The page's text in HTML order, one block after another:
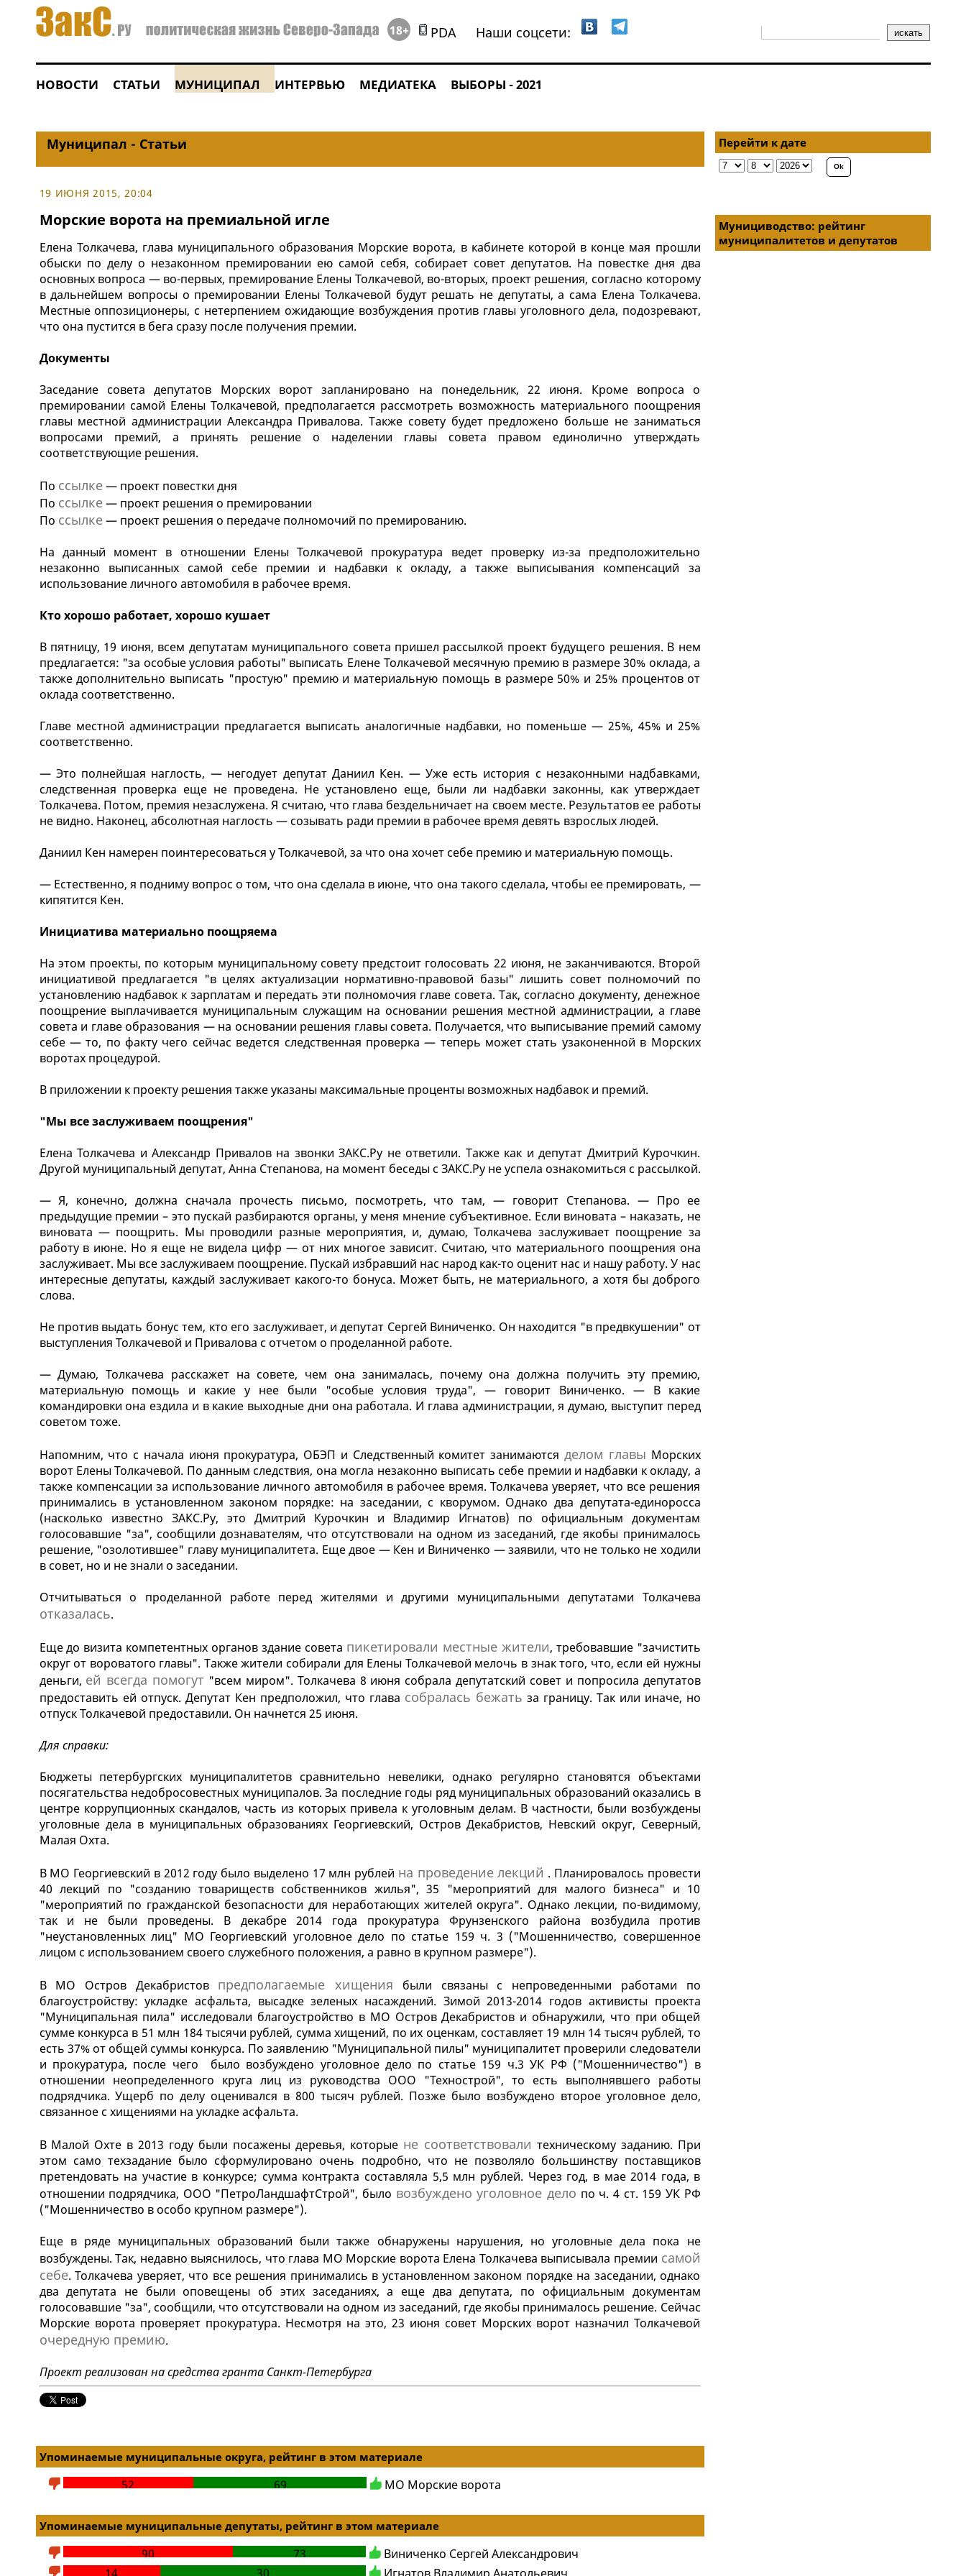
18+ PDA Наши соцсети:
НОВОСТИ СТАТЬИ МУНИЦИПАЛ ИНТЕРВЬЮ МЕДИАТЕКА ВЫБОРЫ - 2021
Муниципал - Статьи
19 ИЮНЯ 2015, 20:04
Морские ворота на премиальной игле
Елена Толкачева, глава муниципального образования Морские ворота, в кабинете которой в конце мая прошли
обыски по делу о незаконном премировании ею самой себя, собирает совет депутатов. На повестке дня два
основных вопроса — во-первых, премирование Елены Толкачевой, во-вторых, проект решения, согласно которому
в дальнейшем вопросы о премировании Елены Толкачевой будут решать не депутаты, а сама Елена Толкачева.
Местные оппозиционеры, с нетерпением ожидающие возбуждения против главы уголовного дела, подозревают,
что она пустится в бега сразу после получения премии.
Документы
Заседание совета депутатов Морских ворот запланировано на понедельник, 22 июня. Кроме вопроса о
премировании самой Елены Толкачевой, предполагается рассмотреть возможность материального поощрения
главы местной администрации Александра Привалова. Также совету будет предложено больше не заниматься
вопросами премий, а принять решение о наделении главы совета правом единолично утверждать
соответствующие решения.
По ссылке— проект повестки дня
По ссылке— проект решения о премировании
По ссылке— проект решения о передаче полномочий по премированию.
На данный момент в отношении Елены Толкачевой прокуратура ведет проверку из-за предположительно
незаконно выписанных самой себе премии и надбавки к окладу, а также выписывания компенсаций за
использование личного автомобиля в рабочее время.
Кто хорошо работает, хорошо кушает
В пятницу, 19 июня, всем депутатам муниципального совета пришел рассылкой проект будущего решения. В нем
предлагается: "за особые условия работы" выписать Елене Толкачевой месячную премию в размере 30% оклада, а
также дополнительно выписать "простую" премию и материальную помощь в размере 50% и 25% процентов от
оклада соответственно.
Главе местной администрации предлагается выписать аналогичные надбавки, но поменьше — 25%, 45% и 25%
соответственно.
— Это полнейшая наглость, — негодует депутат Даниил Кен. — Уже есть история с незаконными надбавками,
следственная проверка еще не проведена. Не установлено еще, были ли надбавки законны, как утверждает
Толкачева. Потом, премия незаслужена. Я считаю, что глава бездельничает на своем месте. Результатов ее работы
не видно. Наконец, абсолютная наглость — созывать ради премии в рабочее время девять взрослых людей.
Даниил Кен намерен поинтересоваться у Толкачевой, за что она хочет себе премию и материальную помощь.
— Естественно, я подниму вопрос о том, что она сделала в июне, что она такого сделала, чтобы ее премировать, —
кипятится Кен.
Инициатива материально поощряема
На этом проекты, по которым муниципальному совету предстоит голосовать 22 июня, не заканчиваются. Второй
инициативой предлагается "в целях актуализации нормативно-правовой базы" лишить совет полномочий по
установлению надбавок к зарплатам и передать эти полномочия главе совета. Так, согласно документу, денежное
поощрение выплачивается муниципальным служащим на основании решения местной администрации, а главе
совета и главе образования — на основании решения главы совета. Получается, что выписывание премий самому
себе — то, по факту чего сейчас ведется следственная проверка — теперь может стать узаконенной в Морских
воротах процедурой.
В приложении к проекту решения также указаны максимальные проценты возможных надбавок и премий.
"Мы все заслуживаем поощрения"
Елена Толкачева и Александр Привалов на звонки ЗАКС.Ру не ответили. Также как и депутат Дмитрий Курочкин.
Другой муниципальный депутат, Анна Степанова, на момент беседы с ЗАКС.Ру не успела ознакомиться с рассылкой.
— Я, конечно, должна сначала прочесть письмо, посмотреть, что там, — говорит Степанова. — Про ее
предыдущие премии – это пускай разбираются органы, у меня мнение субъективное. Если виновата – наказать, не
виновата — поощрить. Мы проводили разные мероприятия, и, думаю, Толкачева заслуживает поощрение за
работу в июне. Но я еще не видела цифр — от них многое зависит. Считаю, что материального поощрения она
заслуживает. Мы все заслуживаем поощрение. Пускай избравший нас народ как-то оценит нас и нашу работу. У нас
интересные депутаты, каждый заслуживает какого-то бонуса. Может быть, не материального, а хотя бы доброго
слова.
Не против выдать бонус тем, кто его заслуживает, и депутат Сергей Виниченко. Он находится "в предвкушении" от
выступления Толкачевой и Привалова с отчетом о проделанной работе.
— Думаю, Толкачева расскажет на совете, чем она занималась, почему она должна получить эту премию,
материальную помощь и какие у нее были "особые условия труда", — говорит Виниченко. — В какие
командировки она ездила и в какие выходные дни она работала. И глава администрации, я думаю, выступит перед
советом тоже.
Напомним, что с начала июня прокуратура, ОБЭП и Следственный комитет занимаются делом главы Морских
ворот Елены Толкачевой. По данным следствия, она могла незаконно выписать себе премии и надбавки к окладу, а
также компенсации за использование личного автомобиля в рабочее время. Толкачева уверяет, что все решения
принимались в установленном законом порядке: на заседании, с кворумом. Однако два депутата-единоросса
(насколько известно ЗАКС.Ру, это Дмитрий Курочкин и Владимир Игнатов) по официальным документам
голосовавшие "за", сообщили дознавателям, что отсутствовали на одном из заседаний, где якобы принималось
решение, "озолотившее" главу муниципалитета. Еще двое — Кен и Виниченко — заявили, что не только не ходили
в совет, но и не знали о заседании.
Отчитываться о проделанной работе перед жителями и другими муниципальными депутатами Толкачева
отказалась.
Еще до визита компетентных органов здание совета пикетировали местные жители, требовавшие "зачистить
округ от вороватого главы". Также жители собирали для Елены Толкачевой мелочь в знак того, что, если ей нужны
деньги, ей всегда помогут "всем миром". Толкачева 8 июня собрала депутатский совет и попросила депутатов
предоставить ей отпуск. Депутат Кен предположил, что глава собралась бежать за границу. Так или иначе, но
отпуск Толкачевой предоставили. Он начнется 25 июня.
Для справки:
Бюджеты петербургских муниципалитетов сравнительно невелики, однако регулярно становятся объектами
посягательства недобросовестных муниципалов. За последние годы ряд муниципальных образований оказались в
центре коррупционных скандалов, часть из которых привела к уголовным делам. В частности, были возбуждены
уголовные дела в муниципальных образованиях Георгиевский, Остров Декабристов, Невский округ, Северный,
Малая Охта.
В МО Георгиевский в 2012 году было выделено 17 млн рублей на проведение лекций . Планировалось провести
40 лекций по "созданию товариществ собственников жилья", 35 "мероприятий для малого бизнеса" и 10
"мероприятий по гражданской безопасности для неработающих жителей округа". Однако лекции, по-видимому,
так и не были проведены. В декабре 2014 года прокуратура Фрунзенского района возбудила против
"неустановленных лиц" МО Георгиевский уголовное дело по статье 159 ч. 3 ("Мошенничество, совершенное
лицом с использованием своего служебного положения, а равно в крупном размере").
В МО Остров Декабристов предполагаемые хищения были связаны с непроведенными работами по
благоустройству: укладке асфальта, высадке зеленых насаждений. Зимой 2013-2014 годов активисты проекта
"Муниципальная пила" исследовали благоустройство в МО Остров Декабристов и обнаружили, что при общей
сумме конкурса в 51 млн 184 тысячи рублей, сумма хищений, по их оценкам, составляет 19 млн 14 тысяч рублей, то
есть 37% от общей суммы конкурса. По заявлению "Муниципальной пилы" муниципалитет проверили следователи
и прокуратура, после чего было возбуждено уголовное дело по статье 159 ч.3 УК РФ ("Мошенничество") в
отношении неопределенного круга лиц из руководства ООО "Технострой", то есть выполнявшего работы
подрядчика. Ущерб по делу оценивался в 800 тысяч рублей. Позже было возбуждено второе уголовное дело,
связанное с хищениями на укладке асфальта.
В Малой Охте в 2013 году были посажены деревья, которые не соответствовали техническому заданию. При
этом само техзадание было сформулировано очень подробно, что не позволяло большинству поставщиков
претендовать на участие в конкурсе; сумма контракта составляла 5,5 млн рублей. Через год, в мае 2014 года, в
отношении подрядчика, ООО "ПетроЛандшафтСтрой", было возбуждено уголовное дело по ч. 4 ст. 159 УК РФ
("Мошенничество в особо крупном размере").
Еще в ряде муниципальных образований были также обнаружены нарушения, но уголовные дела пока не
возбуждены. Так, недавно выяснилось, что глава МО Морские ворота Елена Толкачева выписывала премии самой
себе. Толкачева уверяет, что все решения принимались в установленном законом порядке на заседании, однако
два депутата не были оповещены об этих заседаниях, а еще два депутата, по официальным документам
голосовавшие "за", сообщили, что отсутствовали на одном из заседаний, где якобы принималось решение. Сейчас
Морские ворота проверяет прокуратура. Несмотря на это, 23 июня совет Морских ворот назначил Толкачевой
очередную премию.
Проект реализован на средства гранта Санкт-Петербурга
Упоминаемые муниципальные округа, рейтинг в этом материале
52 69 МО Морские ворота
Упоминаемые муниципальные депутаты, рейтинг в этом материале
90 73
Виниченко Сергей Александрович
Перейти к дате
Мунициводство: рейтинг
муниципалитетов и депутатов